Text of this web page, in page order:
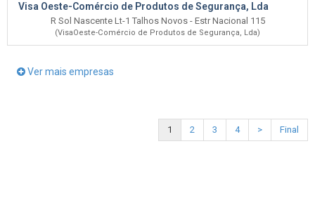
Visa Oeste-Comércio de Produtos de Segurança, Lda
R Sol Nascente Lt-1 Talhos Novos - Estr Nacional 115
(VisaOeste-Comércio de Produtos de Segurança, Lda)
Ver mais empresas
1 2 3 4 > Final